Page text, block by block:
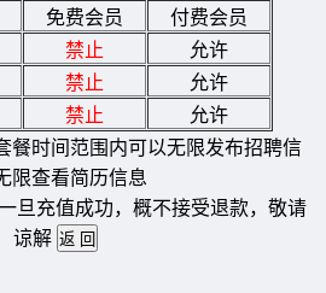
免费会员
付费会员
禁止
允许
禁止
允许
禁止
允许
餐时间范围内可以无限发布招聘信
限查看简历信息
旦充值成功，概不接受退款，敬请
谅解